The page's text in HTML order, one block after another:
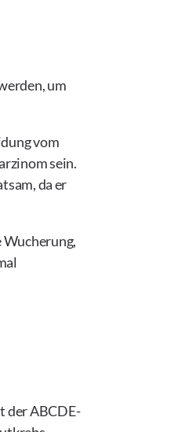
um
vom
sein.
da er
der ABCDE-